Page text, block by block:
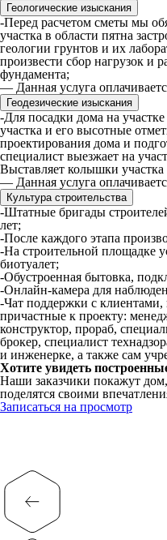
Геологические изыскания
-Перед расчетом сметы мы
участка в области пятна
геологии грунтов и их
произвести сбор нагрузок и
фундамента;
— Данная услуга
Геодезические изыскания
-Для посадки дома на
участка и его высотные
проектирования дома и
специалист выезжает на
Выставляет колышки
— Данная услуга
Культура строительства
-Штатные бригады
лет;
-После каждого этапа
-На строительной площадке
биотуалет;
-Обустроенная бытовка,
-Онлайн-камера для
-Чат поддержки с клиентами,
причастные к проекту:
конструктор, прораб,
брокер, специалист
и инженерке, а также сам
Хотите увидеть
Наши заказчики покажут
поделятся своими
Записаться на просмотр